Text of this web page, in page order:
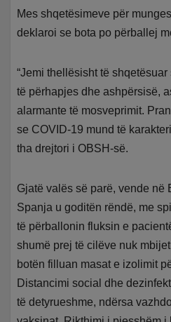
Mes shqetësimeve për
deklaroi se bota po përballej
“Jemi thellësisht të
të përhapjes dhe ashpërsisë,
alarmante të mosveprimit.
se COVID-19 mund të
tha drejtori i OBSH-së.
Gjatë valës së parë, vende në
Spanja u goditën rëndë, me
të përballonin fluksin e
shumë prej të cilëve nuk
botën filluan masat e izolimit
Distancimi social dhe
të detyrueshme, ndërsa